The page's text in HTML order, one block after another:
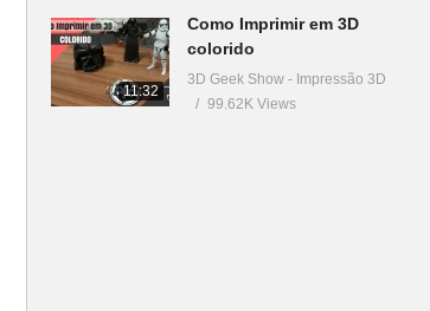
11:32
Como Imprimir em 3D
colorido
3D Geek Show - Impressão 3D
99.62K Views